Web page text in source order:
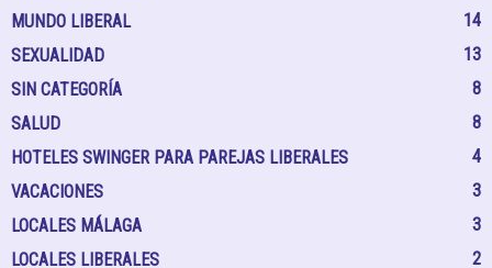
MUNDO LIBERAL
14
SEXUALIDAD
13
SIN CATEGORÍA
8
SALUD
8
HOTELES SWINGER PARA PAREJAS LIBERALES
4
VACACIONES
3
LOCALES MÁLAGA
3
LOCALES LIBERALES
2